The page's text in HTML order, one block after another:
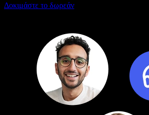
Δοκιμάστε το δωρεάν